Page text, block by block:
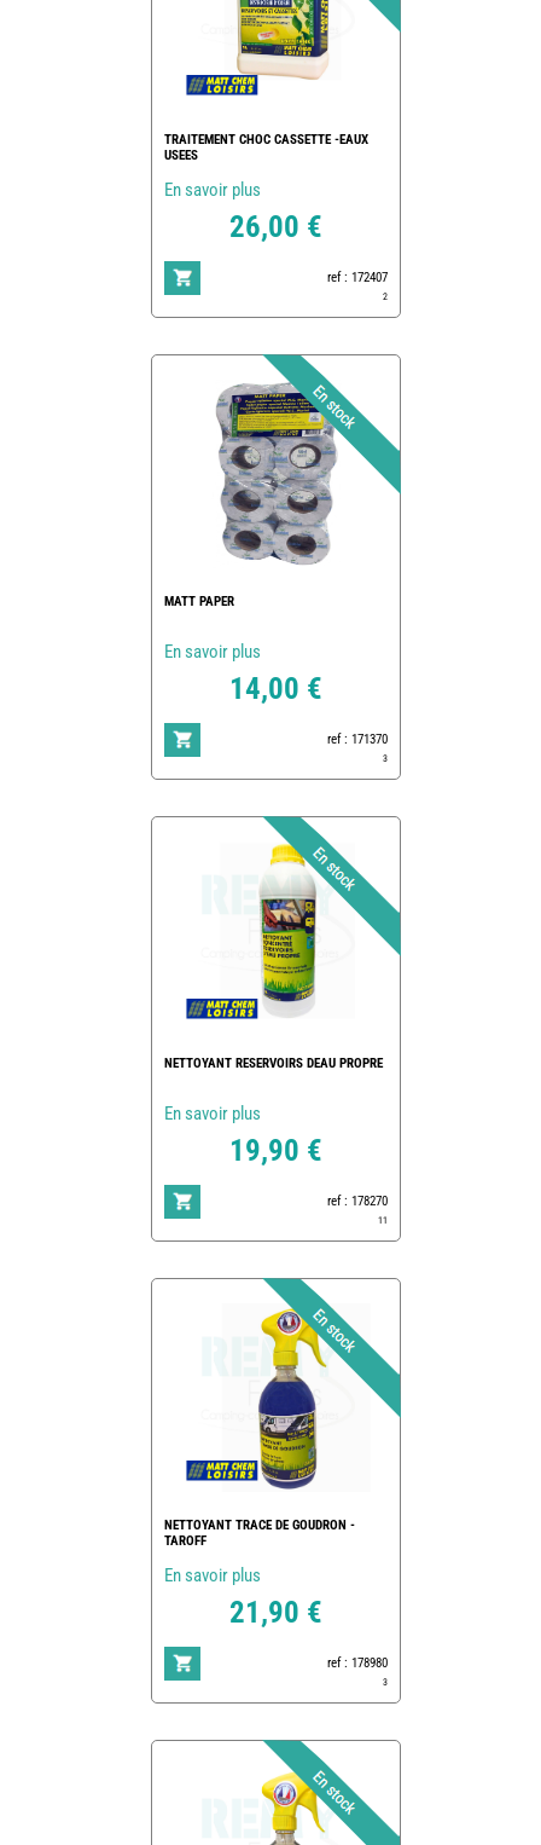
TRAITEMENT CHOC CASSETTE -EAUX
USEES
En savoir plus
26,00 €
ref : 172407
2
MATT PAPER
En savoir plus
14,00 €
ref : 171370
3
NETTOYANT RESERVOIRS DEAU PROPRE
En savoir plus
19,90 €
ref : 178270
11
NETTOYANT TRACE DE GOUDRON -
TAROFF
En savoir plus
21,90 €
ref : 178980
3